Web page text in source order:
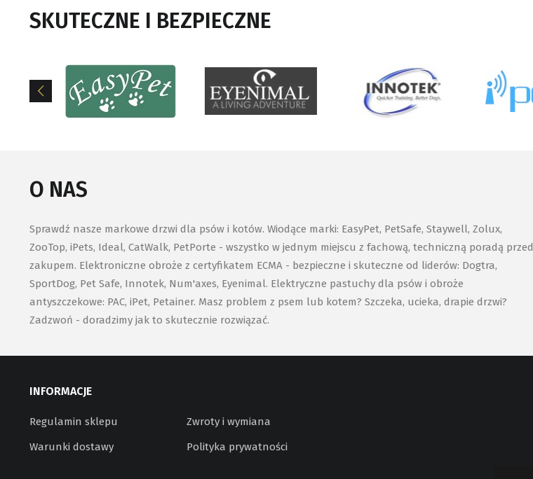
SKUTECZNE I BEZPIECZNE
O NAS
Sprawdź nasze markowe drzwi dla psów i kotów. Wiodące marki: EasyPet, PetSafe, Staywell, Zolux,
ZooTop, iPets, Ideal, CatWalk, PetPorte - wszystko w jednym miejscu z fachową, techniczną poradą przed
zakupem. Elektroniczne obroże z certyfikatem ECMA - bezpieczne i skuteczne od liderów: Dogtra,
SportDog, Pet Safe, Innotek, Num'axes, Eyenimal. Elektryczne pastuchy dla psów i obroże
antyszczekowe: PAC, iPet, Petainer. Masz problem z psem lub kotem? Szczeka, ucieka, drapie drzwi?
Zadzwoń - doradzimy jak to skutecznie rozwiązać.
INFORMACJE
Regulamin sklepu
Warunki dostawy
Zwroty i wymiana
Polityka prywatności